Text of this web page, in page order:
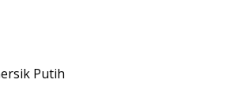
Putih